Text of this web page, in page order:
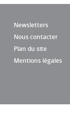
Newsletters
Nous contacter
Plan du site
Mentions légales